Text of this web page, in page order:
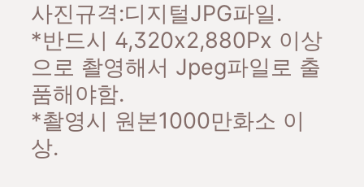
사진규격:디지털JPG파일.
*반드시 4,320x2,880Px 이상
으로 촬영해서 Jpeg파일로 출
품해야함.
*촬영시 원본1000만화소 이
상.